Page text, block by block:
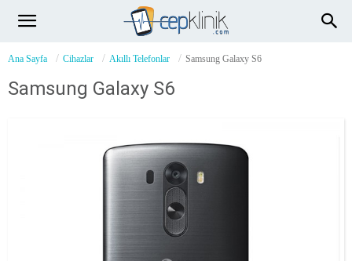
Ana Sayfa Cihazlar Akıllı Telefonlar Samsung Galaxy S6
Samsung Galaxy S6